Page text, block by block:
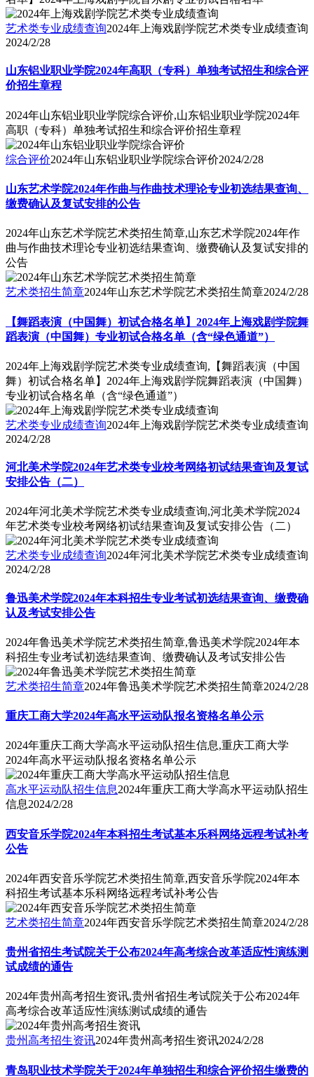
艺术类专业成绩查询2024年上海戏剧学院艺术类专业成绩查询
2024/2/28
山东铝业职业学院2024年高职（专科）单独考试招生和综合评
价招生章程
2024年山东铝业职业学院综合评价,山东铝业职业学院2024年
高职（专科）单独考试招生和综合评价招生章程
综合评价2024年山东铝业职业学院综合评价2024/2/28
山东艺术学院2024年作曲与作曲技术理论专业初选结果查询、
缴费确认及复试安排的公告
2024年山东艺术学院艺术类招生简章,山东艺术学院2024年作
曲与作曲技术理论专业初选结果查询、缴费确认及复试安排的
公告
艺术类招生简章2024年山东艺术学院艺术类招生简章2024/2/28
【舞蹈表演（中国舞）初试合格名单】2024年上海戏剧学院舞
蹈表演（中国舞）专业初试合格名单（含“绿色通道”）
2024年上海戏剧学院艺术类专业成绩查询,【舞蹈表演（中国
舞）初试合格名单】2024年上海戏剧学院舞蹈表演（中国舞）
专业初试合格名单（含“绿色通道”）
艺术类专业成绩查询2024年上海戏剧学院艺术类专业成绩查询
2024/2/28
河北美术学院2024年艺术类专业校考网络初试结果查询及复试
安排公告（二）
2024年河北美术学院艺术类专业成绩查询,河北美术学院2024
年艺术类专业校考网络初试结果查询及复试安排公告（二）
艺术类专业成绩查询2024年河北美术学院艺术类专业成绩查询
2024/2/28
鲁迅美术学院2024年本科招生专业考试初选结果查询、缴费确
认及考试安排公告
2024年鲁迅美术学院艺术类招生简章,鲁迅美术学院2024年本
科招生专业考试初选结果查询、缴费确认及考试安排公告
艺术类招生简章2024年鲁迅美术学院艺术类招生简章2024/2/28
重庆工商大学2024年高水平运动队报名资格名单公示
2024年重庆工商大学高水平运动队招生信息,重庆工商大学
2024年高水平运动队报名资格名单公示
高水平运动队招生信息2024年重庆工商大学高水平运动队招生
信息2024/2/28
西安音乐学院2024年本科招生考试基本乐科网络远程考试补考
公告
2024年西安音乐学院艺术类招生简章,西安音乐学院2024年本
科招生考试基本乐科网络远程考试补考公告
艺术类招生简章2024年西安音乐学院艺术类招生简章2024/2/28
贵州省招生考试院关于公布2024年高考综合改革适应性演练测
试成绩的通告
2024年贵州高考招生资讯,贵州省招生考试院关于公布2024年
高考综合改革适应性演练测试成绩的通告
贵州高考招生资讯2024年贵州高考招生资讯2024/2/28
青岛职业技术学院关于2024年单独招生和综合评价招生缴费的